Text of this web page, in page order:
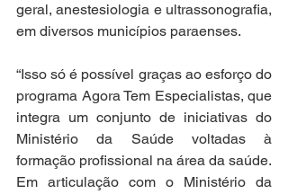
geral, anestesiologia e ultrassonografia,
em diversos municípios paraenses.
“Isso só é possível graças ao esforço do
programa Agora Tem Especialistas, que
integra um conjunto de iniciativas do
Ministério da Saúde voltadas à
formação profissional na área da saúde.
Em articulação com o Ministério da